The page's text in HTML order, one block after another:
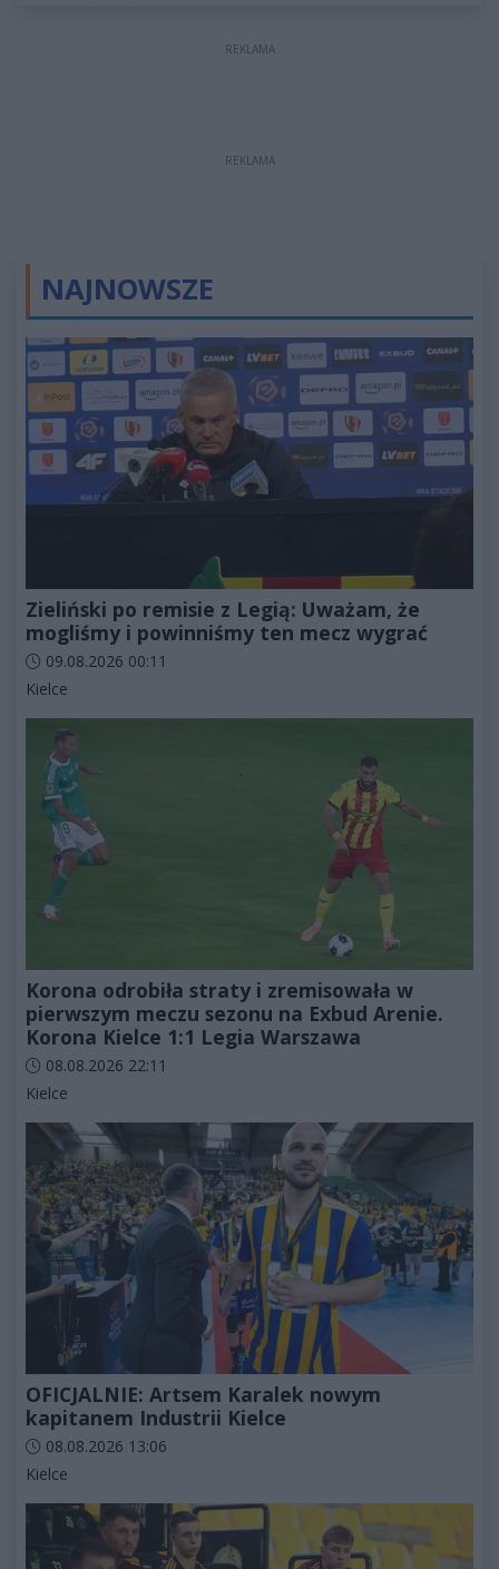
REKLAMA
REKLAMA
NAJNOWSZE
Zieliński po remisie z Legią: Uważam, że
mogliśmy i powinniśmy ten mecz wygrać
Data dodania artykułu:
09.08.2026 00:11
Kategorie artykułu:
Kielce
Korona odrobiła straty i zremisowała w
pierwszym meczu sezonu na Exbud Arenie.
Korona Kielce 1:1 Legia Warszawa
Data dodania artykułu:
08.08.2026 22:11
Kategorie artykułu:
Kielce
OFICJALNIE: Artsem Karalek nowym
kapitanem Industrii Kielce
Data dodania artykułu:
08.08.2026 13:06
Kategorie artykułu:
Kielce